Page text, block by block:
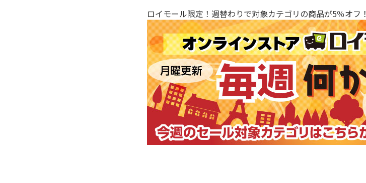
ロイモール限定！週替わりで対象カテゴリの商品が5％オフ！